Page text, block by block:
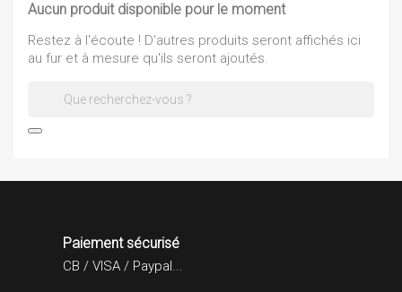
Aucun produit disponible pour le moment
Restez à l'écoute ! D'autres produits seront affichés ici
au fur et à mesure qu'ils seront ajoutés.
Paiement sécurisé
CB / VISA / Paypal...